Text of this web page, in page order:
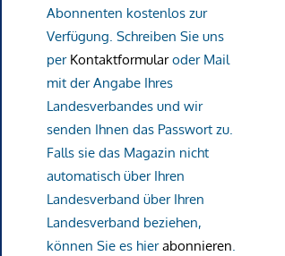
Abonnenten kostenlos zur
Verfügung. Schreiben Sie uns
per Kontaktformularoder Mail
mit der Angabe Ihres
Landesverbandes und wir
senden Ihnen das Passwort zu.
Falls sie das Magazin nicht
automatisch über Ihren
Landesverband über Ihren
Landesverband beziehen,
können Sie es hierabonnieren.